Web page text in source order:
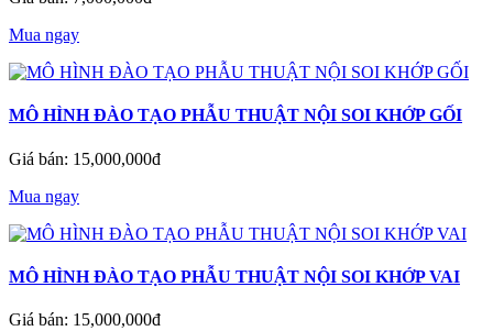
Mua ngay
MÔ HÌNH ĐÀO TẠO PHẪU THUẬT NỘI SOI KHỚP GỐI
Giá bán: 15,000,000đ
Mua ngay
MÔ HÌNH ĐÀO TẠO PHẪU THUẬT NỘI SOI KHỚP VAI
Giá bán: 15,000,000đ